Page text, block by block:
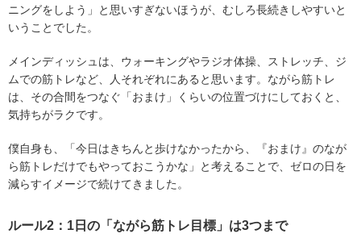
ニングをしよう」と思いすぎないほうが、むしろ長続きしやすいと
いうことでした。
メインディッシュは、ウォーキングやラジオ体操、ストレッチ、ジ
ムでの筋トレなど、人それぞれにあると思います。ながら筋トレ
は、その合間をつなぐ「おまけ」くらいの位置づけにしておくと、
気持ちがラクです。
僕自身も、「今日はきちんと歩けなかったから、『おまけ』のなが
ら筋トレだけでもやっておこうかな」と考えることで、ゼロの日を
減らすイメージで続けてきました。
ルール2：1日の「ながら筋トレ目標」は3つまで